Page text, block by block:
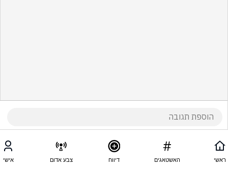
ראשי האשטאגים דיווח צבע אדום אישי